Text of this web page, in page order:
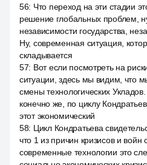
56: Что переход на эти стадии
решение глобальных проблем,
независимости государства,
Ну, современная ситуация,
складывается
57: Вот если посмотреть на
ситуации, здесь мы видим, что
смены технологических Укладов.
конечно же, по циклу
этот экономический
58: Цикл Кондратьева
что 1 из причин кризисов и войн
современные технологии это